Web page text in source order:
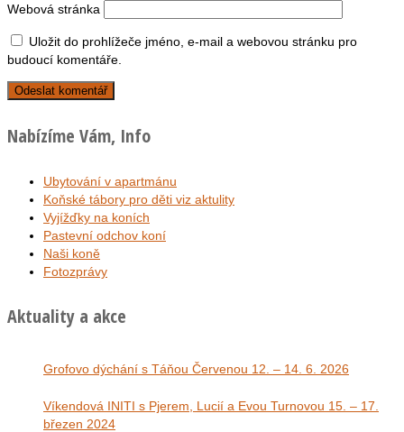
Webová stránka
Uložit do prohlížeče jméno, e-mail a webovou stránku pro
budoucí komentáře.
Nabízíme Vám, Info
Ubytování v apartmánu
Koňské tábory pro děti viz aktulity
Vyjížďky na koních
Pastevní odchov koní
Naši koně
Fotozprávy
Aktuality a akce
Grofovo dýchání s Táňou Červenou 12. – 14. 6. 2026
Víkendová INITI s Pjerem, Lucií a Evou Turnovou 15. – 17.
březen 2024